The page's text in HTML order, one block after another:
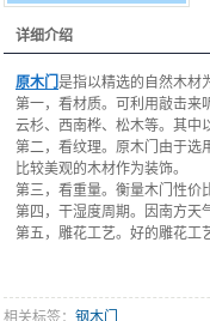
详细介绍
原木门是指以精选的自然木材
第一，看材质。可利用敲击来
云杉、西南桦、松木等。其中
第二，看纹理。原木门由于选
比较美观的木材作为装饰。
第三，看重量。衡量木门性价
第四，干湿度周期。因南方天
第五，雕花工艺。好的雕花工
相关标签： 钢木门